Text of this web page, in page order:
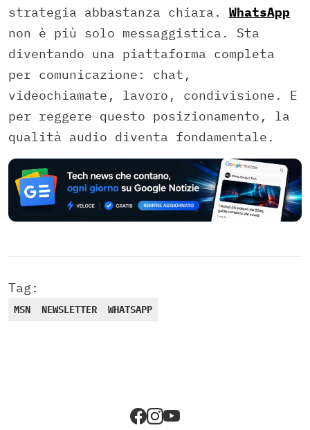
strategia abbastanza chiara. WhatsApp
non è più solo messaggistica. Sta
diventando una piattaforma completa
per comunicazione: chat,
videochiamate, lavoro, condivisione. E
per reggere questo posizionamento, la
qualità audio diventa fondamentale.
Tag:
MSN NEWSLETTER WHATSAPP